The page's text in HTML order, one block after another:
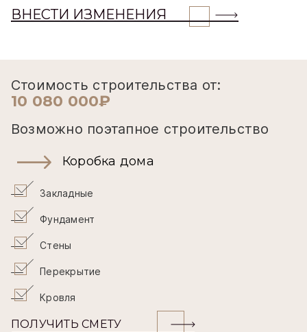
ВНЕСТИ ИЗМЕНЕНИЯ
Стоимость строительства от:
10 080 000₽
Возможно поэтапное строительство
Коробка дома
Закладные
Фундамент
Стены
Перекрытие
Кровля
ПОЛУЧИТЬ СМЕТУ